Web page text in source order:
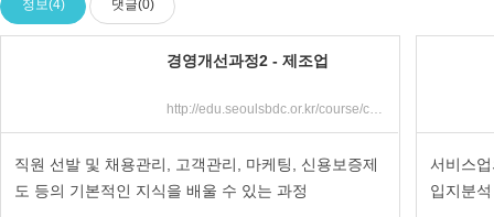
정보(4) 댓글(0)
경영개선과정2 - 제조업
http://edu.seoulsbdc.or.kr/course/course_view.jsp?id=7630&cid=1703&ch=course
직원 선발 및 채용관리, 고객관리, 마케팅, 신용보증제
도 등의 기본적인 지식을 배울 수 있는 과정
서비스
입지분